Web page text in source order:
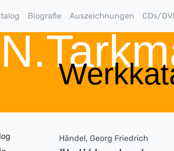
Biografie Auszeichnungen CDs/
Händel, Georg Friedrich